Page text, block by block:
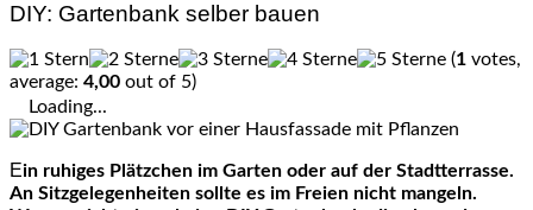
DIY: Gartenbank selber bauen
(1 votes,
average: 4,00 out of 5)
Loading...
Ein ruhiges Plätzchen im Garten oder auf der Stadtterrasse.
An Sitzgelegenheiten sollte es im Freien nicht mangeln.